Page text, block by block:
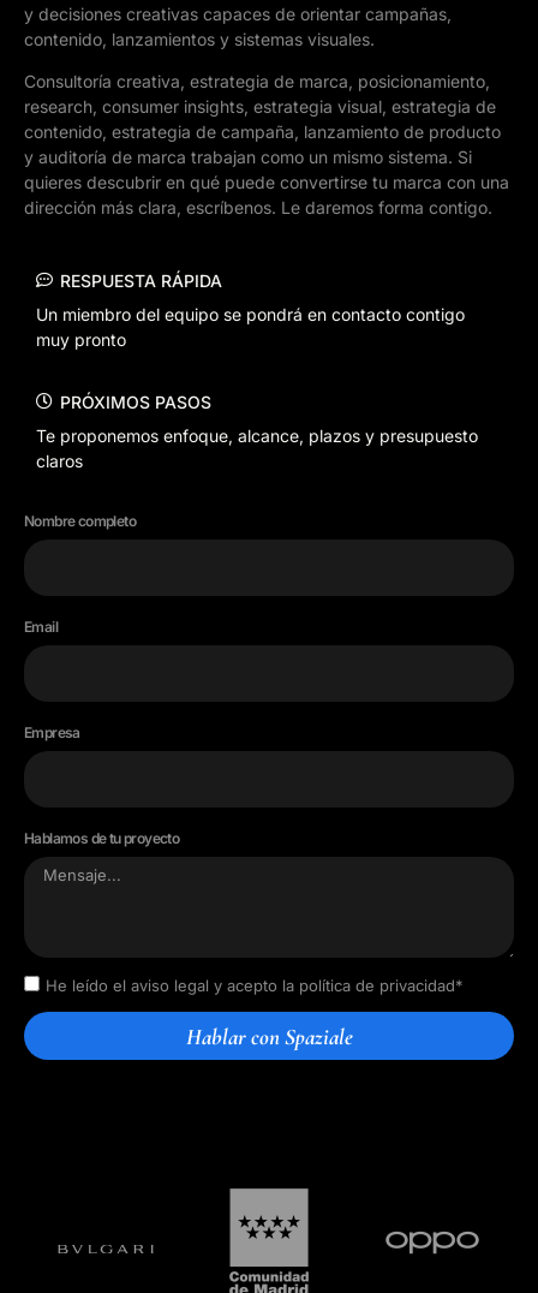
y decisiones creativas capaces de orientar campañas,
contenido, lanzamientos y sistemas visuales.
Consultoría creativa, estrategia de marca, posicionamiento,
research, consumer insights, estrategia visual, estrategia de
contenido, estrategia de campaña, lanzamiento de producto
y auditoría de marca trabajan como un mismo sistema. Si
quieres descubrir en qué puede convertirse tu marca con una
dirección más clara, escríbenos. Le daremos forma contigo.
RESPUESTA RÁPIDA
Un miembro del equipo se pondrá en contacto contigo
muy pronto
PRÓXIMOS PASOS
Te proponemos enfoque, alcance, plazos y presupuesto
claros
Nombre completo
Email
Empresa
Hablamos de tu proyecto
He leído el aviso legal y acepto la política de privacidad*
Hablar con Spaziale